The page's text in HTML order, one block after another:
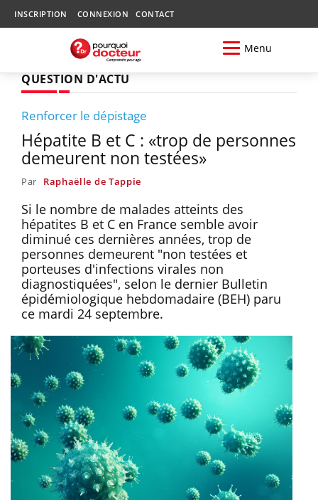
INSCRIPTION CONNEXION CONTACT
Menu
QUESTION D'ACTU
Renforcer le dépistage
Hépatite B et C : «trop de personnes
demeurent non testées»
Par Raphaëlle de Tappie
Si le nombre de malades atteints des
hépatites B et C en France semble avoir
diminué ces dernières années, trop de
personnes demeurent "non testées et
porteuses d'infections virales non
diagnostiquées", selon le dernier Bulletin
épidémiologique hebdomadaire (BEH) paru
ce mardi 24 septembre.